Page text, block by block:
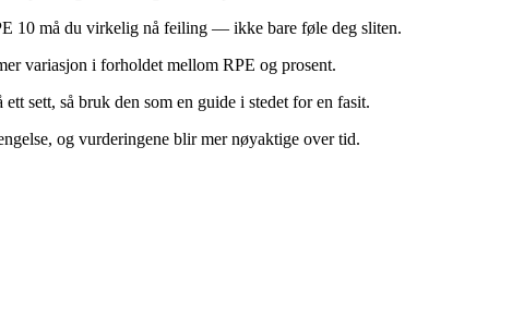
10 må du virkelig nå feiling — ikke bare føle deg sliten.
variasjon i forholdet mellom RPE og prosent.
sett, så bruk den som en guide i stedet for en fasit.
og vurderingene blir mer nøyaktige over tid.